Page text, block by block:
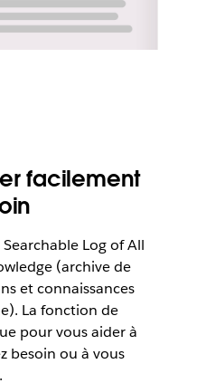
facilement
Log of All
(archive de
et connaissances
La fonction de
pour vous aider à
besoin ou à vous